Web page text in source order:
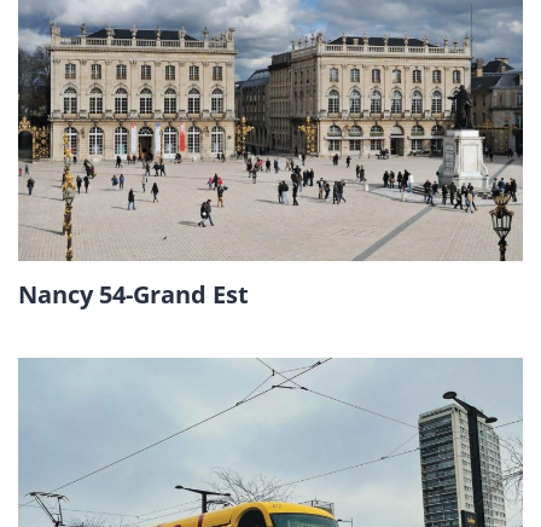
Nancy 54-Grand Est